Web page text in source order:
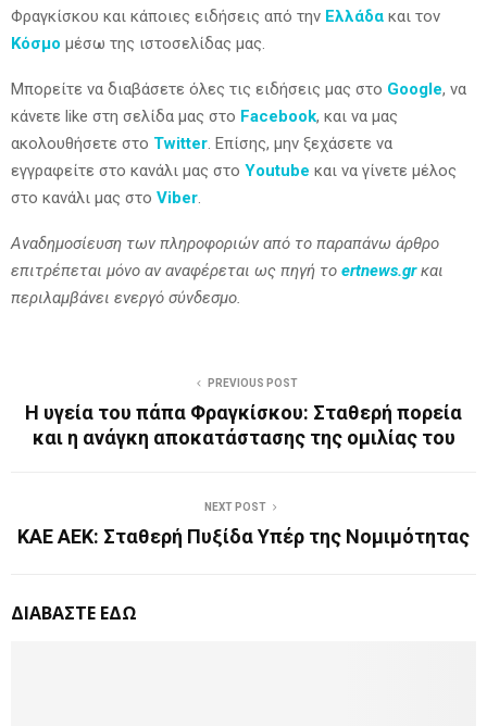
Φραγκίσκου και κάποιες ειδήσεις από την Ελλάδα και τον
Κόσμο μέσω της ιστοσελίδας μας.
Μπορείτε να διαβάσετε όλες τις ειδήσεις μας στο Google, να
κάνετε like στη σελίδα μας στο Facebook, και να μας
ακολουθήσετε στο Twitter . Επίσης, μην ξεχάσετε να
εγγραφείτε στο κανάλι μας στο Youtube και να γίνετε μέλος
στο κανάλι μας στο Viber
Αναδημοσίευση των πληροφοριών από το παραπάνω άρθρο
επιτρέπεται μόνο αν αναφέρεται ως πηγή το ertnews.grκαι
περιλαμβάνει ενεργό σύνδεσμο.
PREVIOUS POST
Η υγεία του πάπα Φραγκίσκου: Σταθερή πορεία
και η ανάγκη αποκατάστασης της ομιλίας του
NEXT POST
ΚΑΕ ΑΕΚ: Σταθερή Πυξίδα Υπέρ της Νομιμότητας
ΔΙΑΒΑΣΤΕ ΕΔΩ